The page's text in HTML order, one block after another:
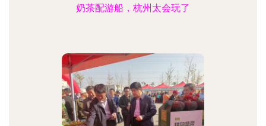
奶茶配游船，杭州太会玩了